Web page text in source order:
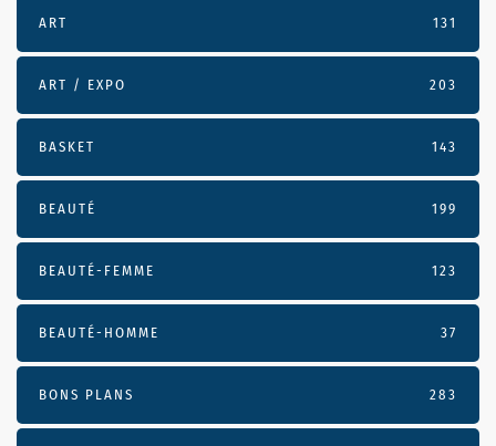
ART 131
ART / EXPO 203
BASKET 143
BEAUTÉ 199
BEAUTÉ-FEMME 123
BEAUTÉ-HOMME 37
BONS PLANS 283